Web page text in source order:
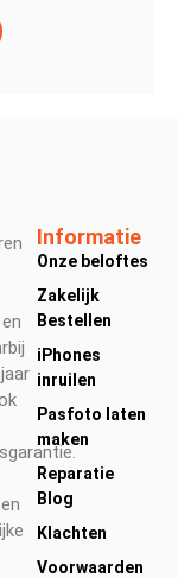
Informatie
Onze beloftes
Zakelijk
Bestellen
iPhones
inruilen
Pasfoto laten
maken
Reparatie
Blog
Klachten
Voorwaarden